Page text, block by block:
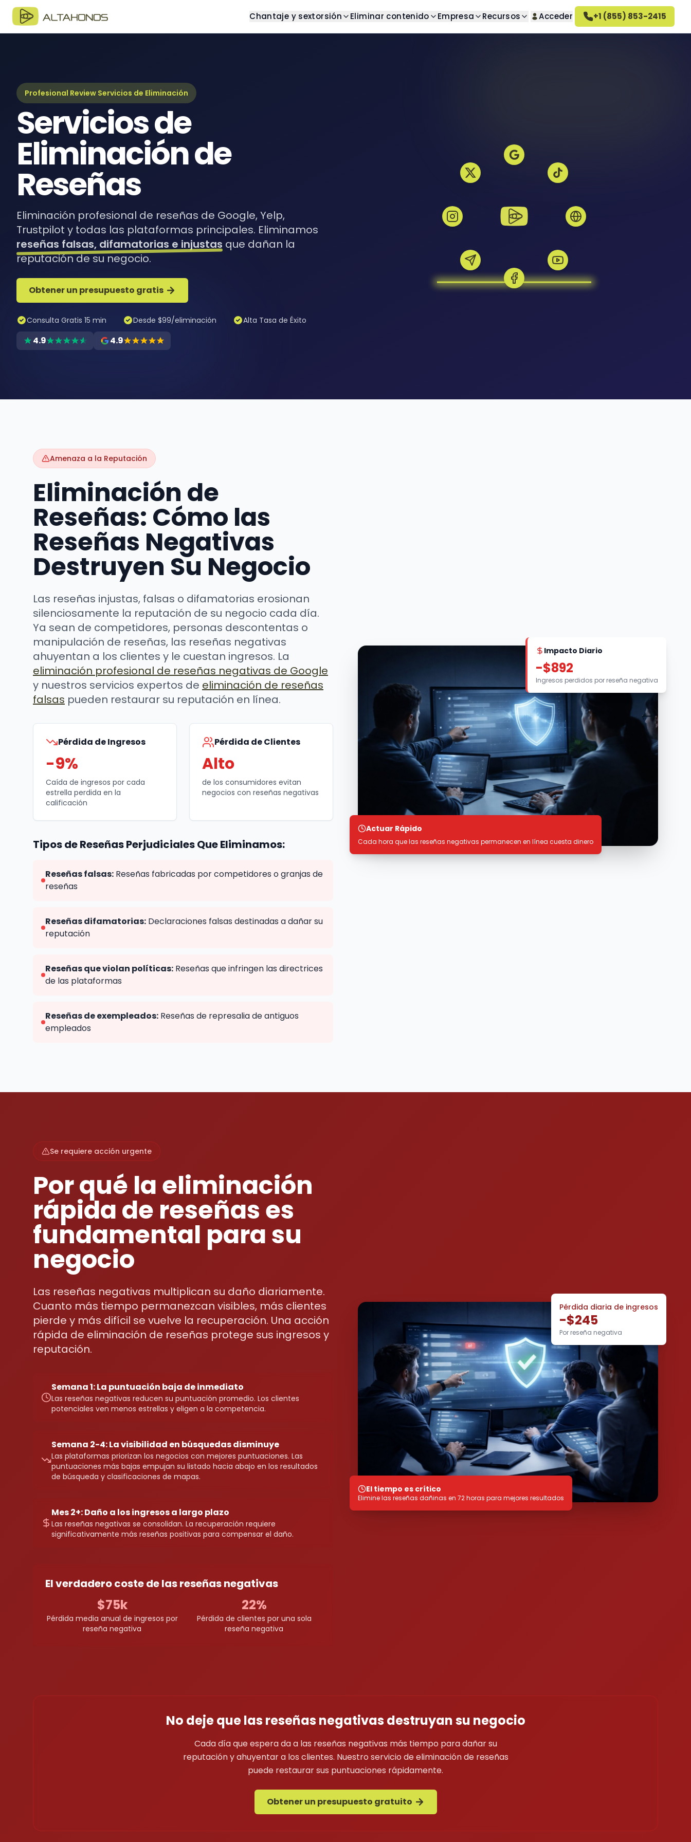
Chantaje y sextorsión Eliminar contenido
Eliminar reseñas no deseadas
Empresa
Vea lo que dicen nuestros
Recursos Acceder +1 (855) 853-2415
Profesional Review Servicios de Eliminación
Servicios de
Eliminación de
Reseñas
Eliminación profesional de reseñas de Google, Yelp,
Trustpilot y todas las plataformas principales. Eliminamos
reseñas falsas, difamatorias e injustas que dañan la
reputación de su negocio.
Obtener un presupuesto gratis
Consulta Gratis 15 min Desde $99/eliminación Alta Tasa de Éxito
4.9 4.9
Amenaza a la Reputación
Eliminación de
Reseñas: Cómo las
Reseñas Negativas
Destruyen Su Negocio
Las reseñas injustas, falsas o difamatorias erosionan
silenciosamente la reputación de su negocio cada día.
Ya sean de competidores, personas descontentas o
manipulación de reseñas, las reseñas negativas
ahuyentan a los clientes y le cuestan ingresos. La
eliminación profesional de reseñas negativas de Google
y nuestros servicios expertos de eliminación de reseñas
falsas pueden restaurar su reputación en línea.
Pérdida de Ingresos
-9%
Caída de ingresos por cada
estrella perdida en la
calificación
Pérdida de Clientes
Alto
de los consumidores evitan
negocios con reseñas negativas
Tipos de Reseñas Perjudiciales Que Eliminamos:
Reseñas falsas: Reseñas fabricadas por competidores o granjas de
reseñas
Reseñas difamatorias: Declaraciones falsas destinadas a dañar su
reputación
Reseñas que violan políticas: Reseñas que infringen las directrices
de las plataformas
Reseñas de exempleados: Reseñas de represalia de antiguos
empleados
Impacto Diario
-$892
Ingresos perdidos por reseña negativa
Actuar Rápido
Cada hora que las reseñas negativas permanecen en línea cuesta dinero
Se requiere acción urgente
Por qué la eliminación
rápida de reseñas es
fundamental para su
negocio
Las reseñas negativas multiplican su daño diariamente.
Cuanto más tiempo permanezcan visibles, más clientes
pierde y más difícil se vuelve la recuperación. Una acción
rápida de eliminación de reseñas protege sus ingresos y
reputación.
Semana 1: La puntuación baja de inmediato
Las reseñas negativas reducen su puntuación promedio. Los clientes
potenciales ven menos estrellas y eligen a la competencia.
Semana 2-4: La visibilidad en búsquedas disminuye
Las plataformas priorizan los negocios con mejores puntuaciones. Las
puntuaciones más bajas empujan su listado hacia abajo en los resultados
de búsqueda y clasificaciones de mapas.
Mes 2+: Daño a los ingresos a largo plazo
Las reseñas negativas se consolidan. La recuperación requiere
significativamente más reseñas positivas para compensar el daño.
El verdadero coste de las reseñas negativas
$75k
Pérdida media anual de ingresos por
reseña negativa
22%
Pérdida de clientes por una sola
reseña negativa
Pérdida diaria de ingresos
-$245
Por reseña negativa
El tiempo es crítico
Elimine las reseñas dañinas en 72 horas para mejores resultados
No deje que las reseñas negativas destruyan su negocio
Cada día que espera da a las reseñas negativas más tiempo para dañar su
reputación y ahuyentar a los clientes. Nuestro servicio de eliminación de reseñas
puede restaurar sus puntuaciones rápidamente.
Obtener un presupuesto gratuito